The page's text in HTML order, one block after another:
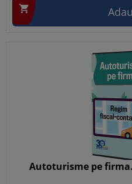

Autoturisme pe